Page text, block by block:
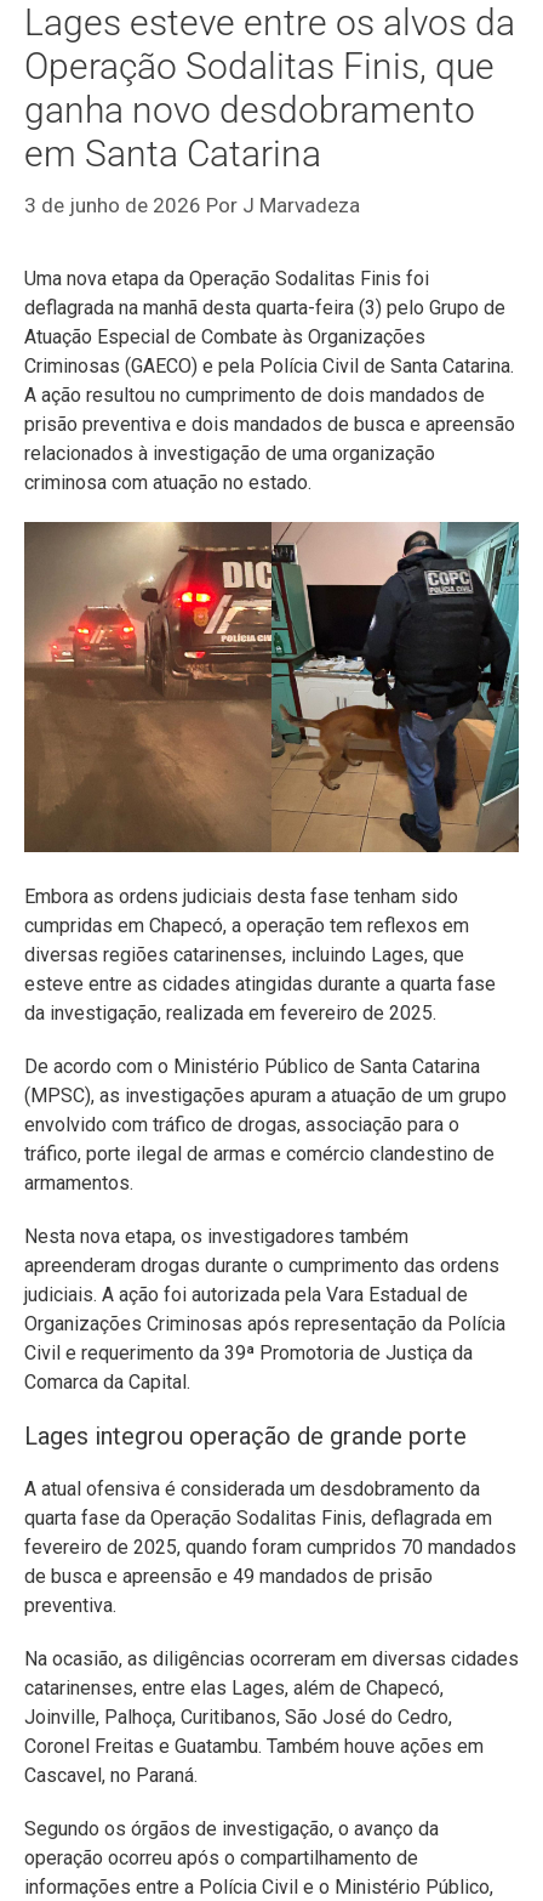
Lages esteve entre os alvos da
Operação Sodalitas Finis, que
ganha novo desdobramento
em Santa Catarina
3 de junho de 2026 Por J Marvadeza
Uma nova etapa da Operação Sodalitas Finis foi
deflagrada na manhã desta quarta-feira (3) pelo Grupo de
Atuação Especial de Combate às Organizações
Criminosas (GAECO) e pela Polícia Civil de Santa Catarina.
A ação resultou no cumprimento de dois mandados de
prisão preventiva e dois mandados de busca e apreensão
relacionados à investigação de uma organização
criminosa com atuação no estado.
Embora as ordens judiciais desta fase tenham sido
cumpridas em Chapecó, a operação tem reflexos em
diversas regiões catarinenses, incluindo Lages, que
esteve entre as cidades atingidas durante a quarta fase
da investigação, realizada em fevereiro de 2025.
De acordo com o Ministério Público de Santa Catarina
(MPSC), as investigações apuram a atuação de um grupo
envolvido com tráfico de drogas, associação para o
tráfico, porte ilegal de armas e comércio clandestino de
armamentos.
Nesta nova etapa, os investigadores também
apreenderam drogas durante o cumprimento das ordens
judiciais. A ação foi autorizada pela Vara Estadual de
Organizações Criminosas após representação da Polícia
Civil e requerimento da 39ª Promotoria de Justiça da
Comarca da Capital.
Lages integrou operação de grande porte
A atual ofensiva é considerada um desdobramento da
quarta fase da Operação Sodalitas Finis, deflagrada em
fevereiro de 2025, quando foram cumpridos 70 mandados
de busca e apreensão e 49 mandados de prisão
preventiva.
Na ocasião, as diligências ocorreram em diversas cidades
catarinenses, entre elas Lages, além de Chapecó,
Joinville, Palhoça, Curitibanos, São José do Cedro,
Coronel Freitas e Guatambu. Também houve ações em
Cascavel, no Paraná.
Segundo os órgãos de investigação, o avanço da
operação ocorreu após o compartilhamento de
informações entre a Polícia Civil e o Ministério Público,